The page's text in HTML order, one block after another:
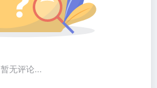
暂无评论...